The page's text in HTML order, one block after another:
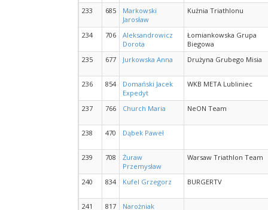
233 685
Markowski
Jarosław
Kużnia Triathlonu
234 706
Aleksandrowicz
Dorota
Łomiankowska Grupa
Biegowa
235
677 Jurkowska Anna Drużyna Grubego Misia
236 854
Domański Jacek
Expedyt
WKB META Lubliniec
237 766 Church Maria NeON Team
238 470 Dąbek Paweł
239 708
Żuraw
Przemysław
Warsaw Triathlon Team
240 834 Kufel Grzegorz BURGERTV
241 817
Narożniak